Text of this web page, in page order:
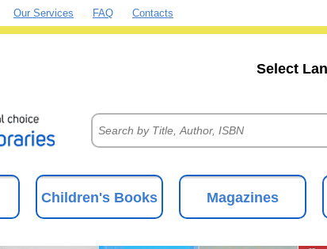
Our Services FAQ Contacts
Select
Children's Books Magazines